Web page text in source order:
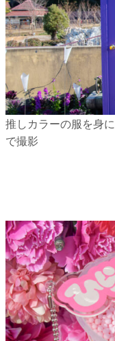
推しカラーの服を身
で撮影